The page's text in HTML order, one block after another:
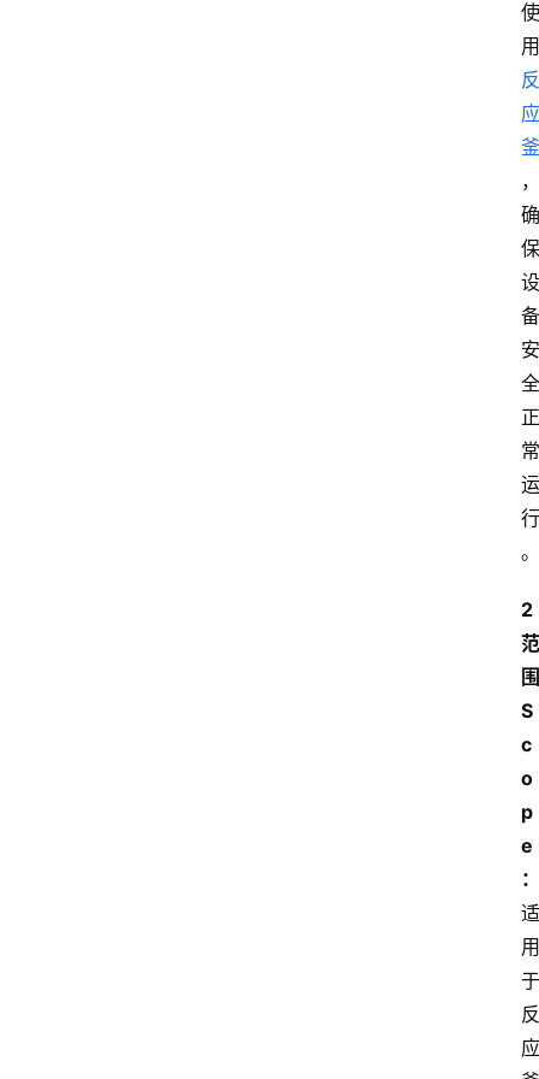
使
用
反
应
釜
，
确
保
设
备
安
全
正
常
运
行
。
2
范
围
S
c
o
p
e
：
适
用
于
反
应